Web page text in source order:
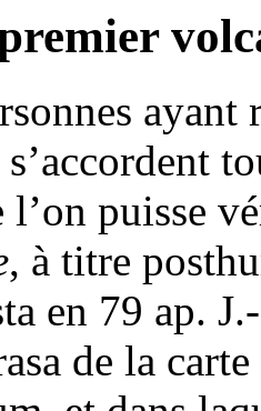
ayant
l’on puisse
, à titre
en 79 ap.
de la